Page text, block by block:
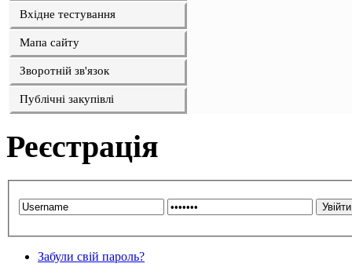
Вхідне тестування
Мапа сайту
Зворотній зв'язок
Публічні закупівлі
Реєстрація
Забули свій пароль?